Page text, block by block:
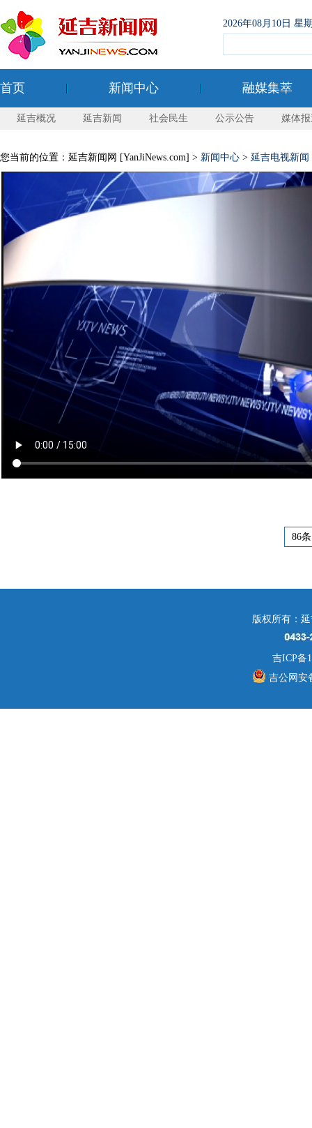
2026年08月10日 星
首页 新闻中心 融媒集萃
延吉概况 延吉新闻 社会民生 公示公告 媒体
您当前的位置：延吉新闻网 [YanJiNews.com] > 新闻中心 > 延吉电视新闻
86条
版权所有：
吉ICP备
吉公网安